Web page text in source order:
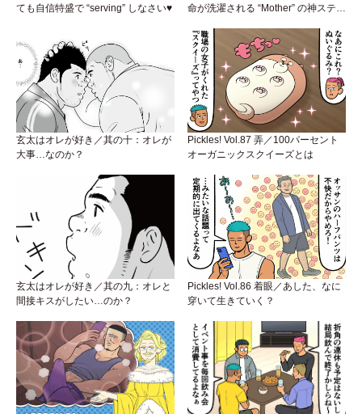
ても自信特盛で “serving” しなさい♥
命が洗濯される “Mother” の神ステー
玄太はオレが好き／其の十：オレが
大事…なのか？
Pickles! Vol.87 弄／100パーセント
オーガニックスクイーズとは
玄太はオレが好き／其の九：オレと
間接キスがしたい…のか？
Pickles! Vol.86 着眼／あした、なに
穿いて生きていく？